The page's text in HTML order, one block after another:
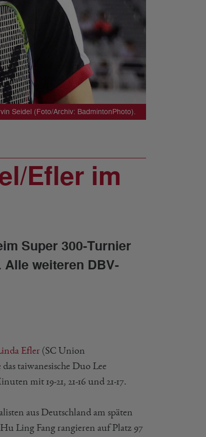
Seidel (Foto/Archiv: BadmintonPhoto).
Efler im
Super 300-Turnier
Alle weiteren DBV-
Efler (SC Union
taiwanesische Duo Lee
mit 19-21, 21-16 und 21-17.
aus Deutschland am späten
Ling Fang rangieren auf Platz 97